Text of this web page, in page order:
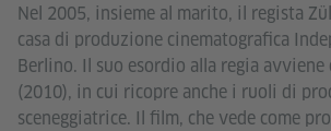
Nel 2005, insieme al marito, il regista
casa di produzione cinematografica
Berlino. Il suo esordio alla regia avviene
(2010), in cui ricopre anche i ruoli di
sceneggiatrice. Il film, che vede come